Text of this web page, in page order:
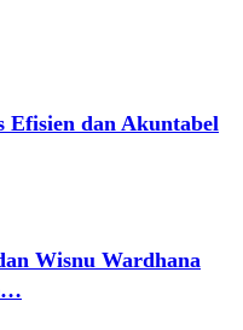
Efisien dan Akuntabel
Wisnu Wardhana